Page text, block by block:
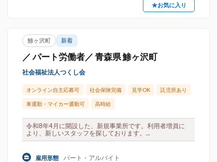
★お気に入り
鯵ヶ沢町 新着
／ パート労働者／ 青森県 鯵ヶ沢町
社会福祉法人つくし会
オンライン自主応募可 社会保険完備 見学OK 託児所あり
車通勤・マイカー通勤可 高時給
令和8年4月に開設した、新規事業所です。利用者増員に
より、新しいスタッフを探しております。...
雇用形態 パート・アルバイト